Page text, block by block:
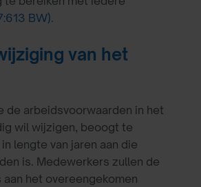
BW).
van het
de arbeidsvoorwaarden in het
wil wijzigen, beoogt te
lengte van jaren aan die
is. Medewerkers zullen de
het overeengekomen